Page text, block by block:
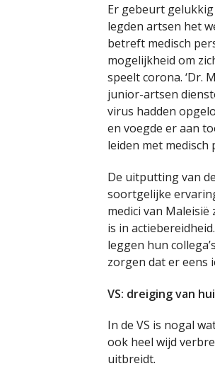
Er gebeurt
legden artsen het
betreft medisch
mogelijkheid om
speelt corona. ‘Dr.
junior-artsen
virus hadden
en voegde er aan
leiden met medisch
De uitputting van
soortgelijke
medici van
is in
leggen hun
zorgen dat er eens
VS: dreiging van
In de VS is nogal
ook heel wijd
uitbreidt.